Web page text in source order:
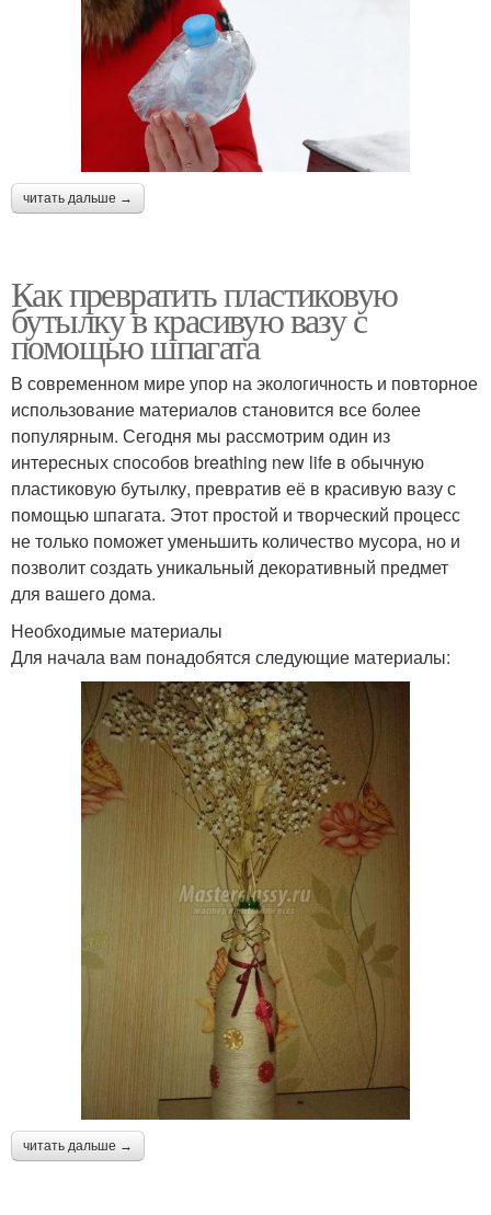
читать дальше →
Как превратить пластиковую
бутылку в красивую вазу с
помощью шпагата
В современном мире упор на экологичность и повторное
использование материалов становится все более
популярным. Сегодня мы рассмотрим один из
интересных способов breathing new life в обычную
пластиковую бутылку, превратив её в красивую вазу с
помощью шпагата. Этот простой и творческий процесс
не только поможет уменьшить количество мусора, но и
позволит создать уникальный декоративный предмет
для вашего дома.
Необходимые материалы
Для начала вам понадобятся следующие материалы:
читать дальше →